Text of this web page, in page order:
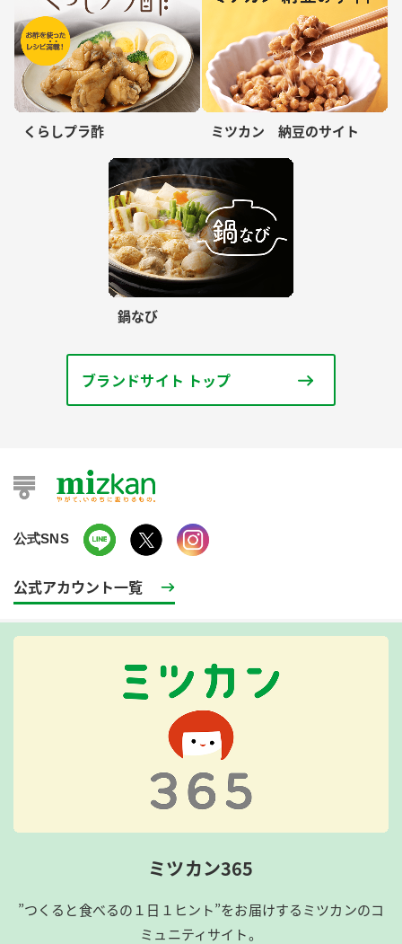
くらしプラ酢 ミツカン 納豆のサイト
鍋なび
ブランドサイト トップ
公式SNS
公式アカウント一覧
ミツカン365
”つくると食べるの１日１ヒント”をお届けするミツカンのコ
ミュニティサイト。